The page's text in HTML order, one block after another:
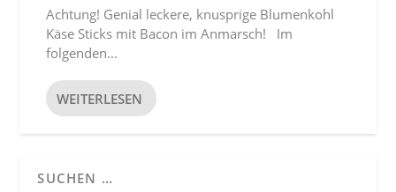
Achtung! Genial leckere, knusprige Blumenkohl
Käse Sticks mit Bacon im Anmarsch! Im
folgenden...
WEITERLESEN